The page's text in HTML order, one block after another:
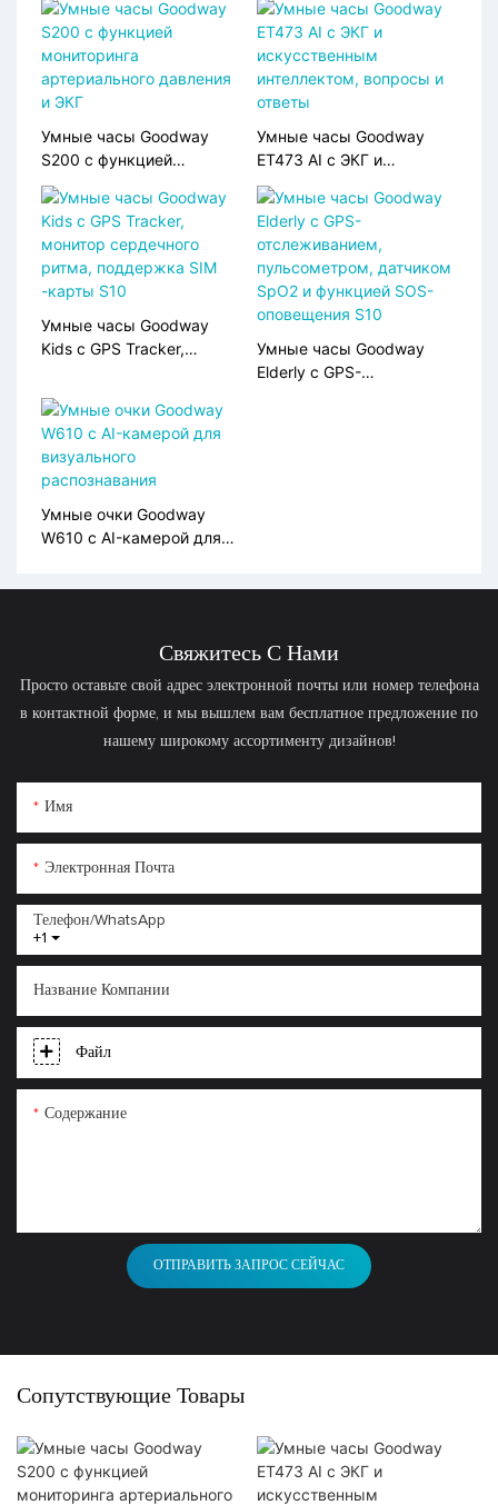
Умные часы Goodway
S200 с функцией
мониторинга
артериального давления
и ЭКГ
Умные часы Goodway
ET473 AI с ЭКГ и
искусственным
интеллектом, вопросы и
ответы
Умные часы Goodway
Kids с GPS Tracker,
ритма, поддержка SIM
-карты S10
Умные часы Goodway
Elderly с GPS-
Умные очки Goodway
W610 с AI-камерой для
Свяжитесь С Нами
Просто оставьте свой адрес электронной почты или номер телефона
в контактной форме, и мы вышлем вам бесплатное предложение по
нашему широкому ассортименту дизайнов!
Имя
Электронная Почта
+1
Телефон/WhatsApp
Название Компании
Файл
Содержание
ОТПРАВИТЬ ЗАПРОС СЕЙЧАС
Сопутствующие Товары